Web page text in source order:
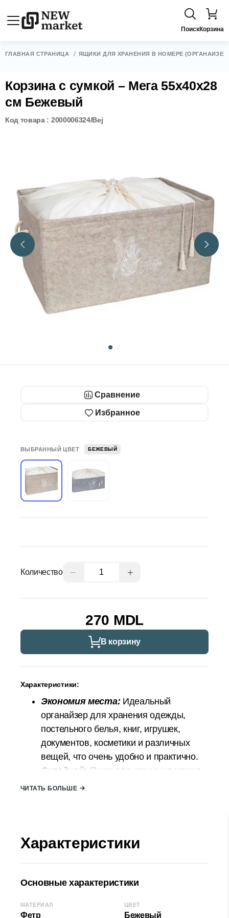
ПоискКорзина
ГЛАВНАЯ СТРАНИЦА ЯЩИКИ ДЛЯ ХРАНЕНИЯ В НОМЕРЕ
Корзина с сумкой – Мега 55x40x28
см Бежевый
Код товара : 2000006324/Bej
Сравнение
Избранное
ВЫБРАННЫЙ ЦВЕТ БЕЖЕВЫЙ
Количество − +
270 MDL
В корзину
Характеристики:
Экономия места: Идеальный
органайзер для хранения одежды,
постельного белья, книг, игрушек,
документов, косметики и различных
вещей, что очень удобно и практично.
Складной: Ящик для хранения можно
сложить, когда он не используется, что
вам поддерживать порядок в доме.
Качественные материалы:
высококачественного войлока, который
Тканевый материал прочный и легко
ЧИТАТЬ БОЛЬШЕ
Характеристики
Основные характеристики
МАТЕРИАЛ
Фетр
ЦВЕТ
Бежевый